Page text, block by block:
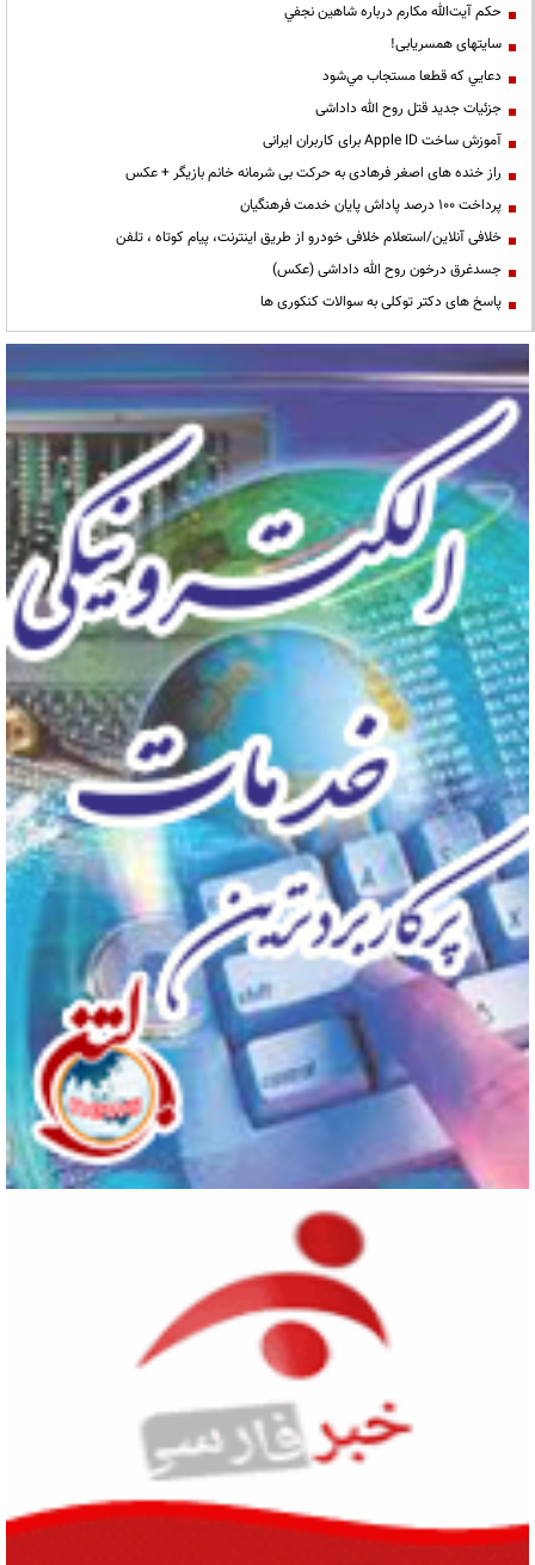
حكم آيت‌الله مكارم درباره شاهين نجفي
سایتهای همسریابی!
دعايي كه قطعا مستجاب مي‌شود
جزئیات جدید قتل روح الله داداشی
آموزش ساخت Apple ID برای کاربران ایرانی
راز خنده های اصغر فرهادی به حرکت بی شرمانه خانم بازیگر + عکس
پرداخت ۱۰۰ درصد پاداش پایان خدمت فرهنگیان
خلافی آنلاین/استعلام خلافی خودرو از طریق اینترنت، پیام کوتاه ، تلفن
جسدغرق درخون روح الله داداشی (عکس)
پاسخ های دکتر توکلی به سوالات کنکوری ها